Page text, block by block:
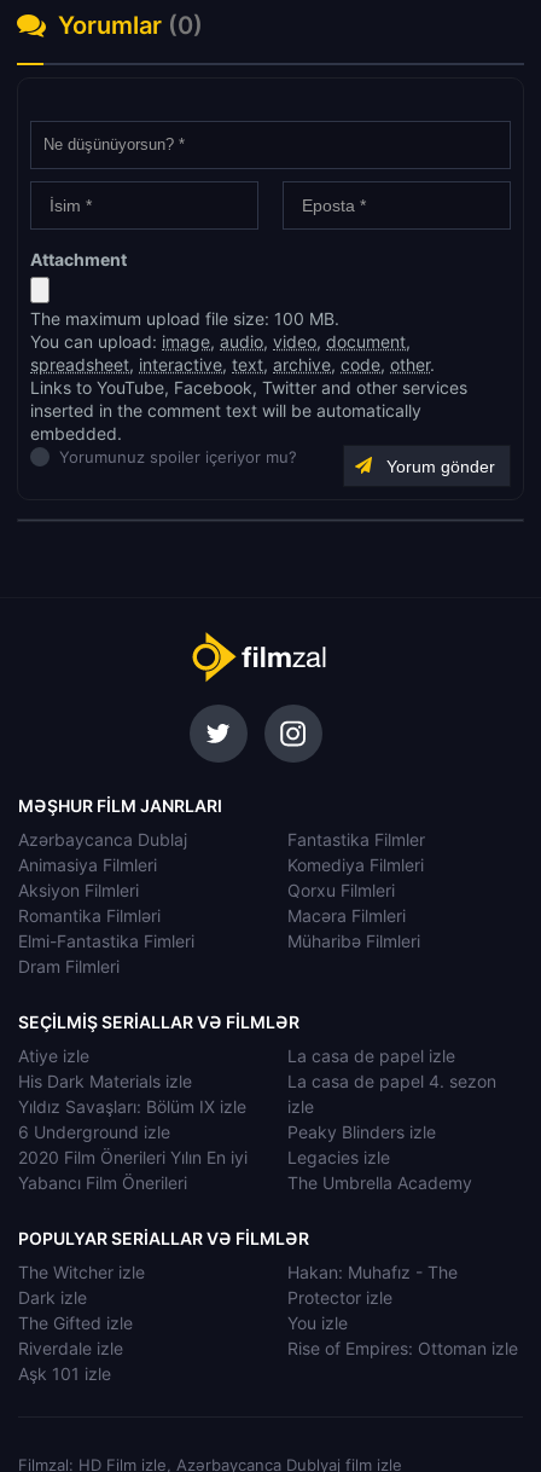
Yorumlar (0)
Attachment
The maximum upload file size: 100 MB.
You can upload: image, audio, video, document,
spreadsheet, interactive, text, archive, code, other.
Links to YouTube, Facebook, Twitter and other services
inserted in the comment text will be automatically
embedded.
Yorumunuz spoiler içeriyor mu?
MƏŞHUR FILM JANRLARI
Azərbaycanca Dublaj
Animasiya Filmleri
Aksiyon Filmleri
Romantika Filmləri
Elmi-Fantastika Fimleri
Dram Filmleri
Fantastika Filmler
Komediya Filmleri
Qorxu Filmleri
Macəra Filmleri
Müharibə Filmleri
SEÇILMIŞ SERIALLAR VƏ FILMLƏR
Atiye izle
His Dark Materials izle
Yıldız Savaşları: Bölüm IX izle
6 Underground izle
2020 Film Önerileri Yılın En iyi
Yabancı Film Önerileri
La casa de papel izle
La casa de papel 4. sezon
izle
Peaky Blinders izle
Legacies izle
The Umbrella Academy
POPULYAR SERIALLAR VƏ FILMLƏR
The Witcher izle
Dark izle
The Gifted izle
Riverdale izle
Aşk 101 izle
Hakan: Muhafız - The
Protector izle
You izle
Rise of Empires: Ottoman izle
Filmzal: HD Film izle, Azərbaycanca Dublyaj film izle